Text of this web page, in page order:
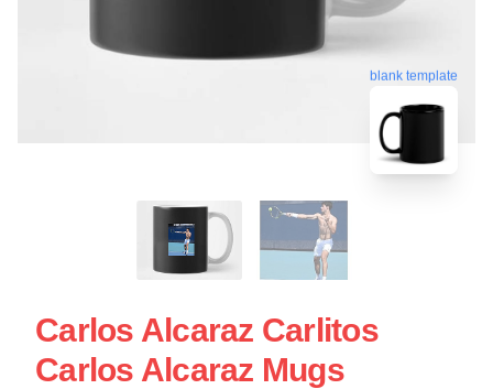
blank template
Carlos Alcaraz Carlitos
Carlos Alcaraz Mugs